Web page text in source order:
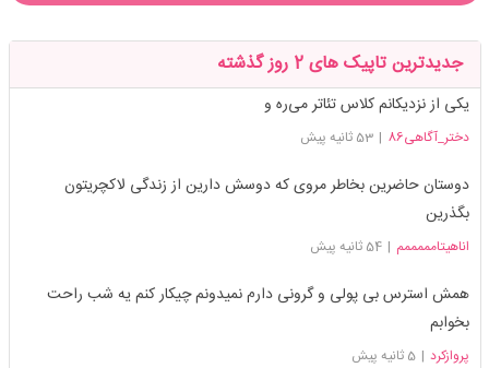
جدیدترین تاپیک های 2 روز گذشته
یکی از نزدیکانم کلاس تئاتر می‌ره و
دختر_آگاهی86 | 53 ثانیه پیش
دوستان حاضرین بخاطر مروی که دوسش دارین از زندگی لاکچریتون
بگذرین
اناهیتامممممم | 54 ثانیه پیش
همش استرس بی پولی و گرونی دارم نمیدونم چیکار کنم یه شب راحت
بخوابم
پروازکرد | 5 ثانیه پیش